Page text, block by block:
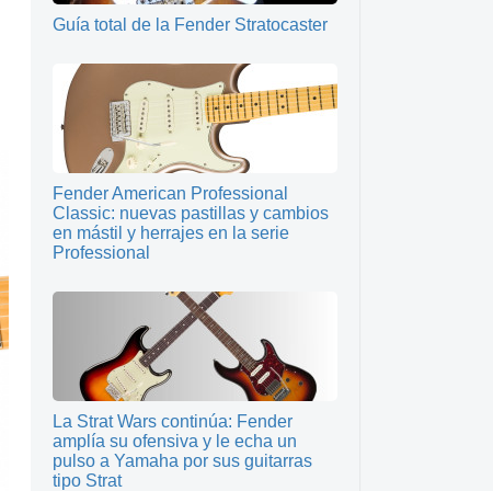
Guía total de la Fender Stratocaster
Fender American Professional
Classic: nuevas pastillas y cambios
en mástil y herrajes en la serie
Professional
La Strat Wars continúa: Fender
amplía su ofensiva y le echa un
pulso a Yamaha por sus guitarras
tipo Strat